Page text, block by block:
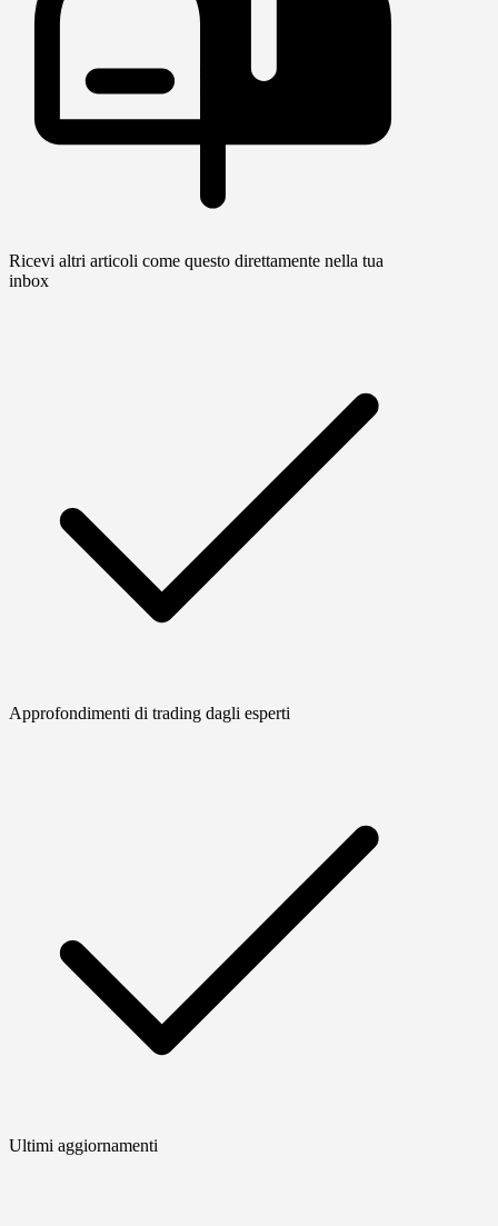
Ricevi altri articoli come questo direttamente nella tua
inbox
Approfondimenti di trading dagli esperti
Ultimi aggiornamenti